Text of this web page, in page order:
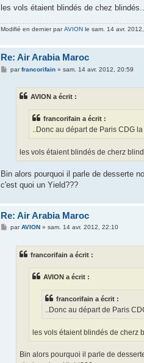
les vols étaient blindés de chez
Modifié en dernier parAVION le sam. 14 avr.
Re: Air Arabia Maroc
Mparfrancorifain» sam. 14 avr. 2012, 20:59
AVION a écrit :
francorifain a écrit :
..Donc au départ de Paris CDG
les vols étaient blindés de cherz
Bin alors pourquoi il parle de desserte
c'est quoi un Yield???
Re: Air Arabia Maroc
MparAVION » sam. 14 avr. 2012, 22:10
francorifain a écrit :
AVION a écrit :
francorifain a écrit :
..Donc au départ de Paris
les vols étaient blindés de cherz
Bin alors pourquoi il parle de